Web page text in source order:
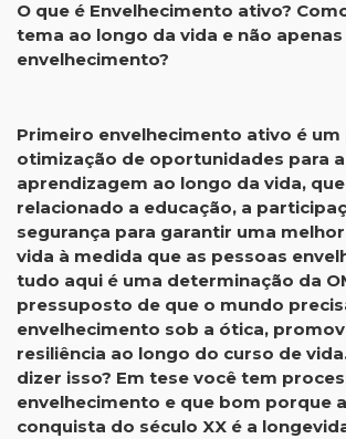
O que é Envelhecimento ativo?
tema ao longo da vida e não
envelhecimento?
Primeiro envelhecimento ativo é
otimização de oportunidades para
aprendizagem ao longo da vida,
relacionado a educação, a
segurança para garantir uma
vida à medida que as pessoas
tudo aqui é uma determinação da
pressuposto de que o mundo
envelhecimento sob a ótica,
resiliência ao longo do curso de
dizer isso? Em tese você tem
envelhecimento e que bom porque
conquista do século XX é a